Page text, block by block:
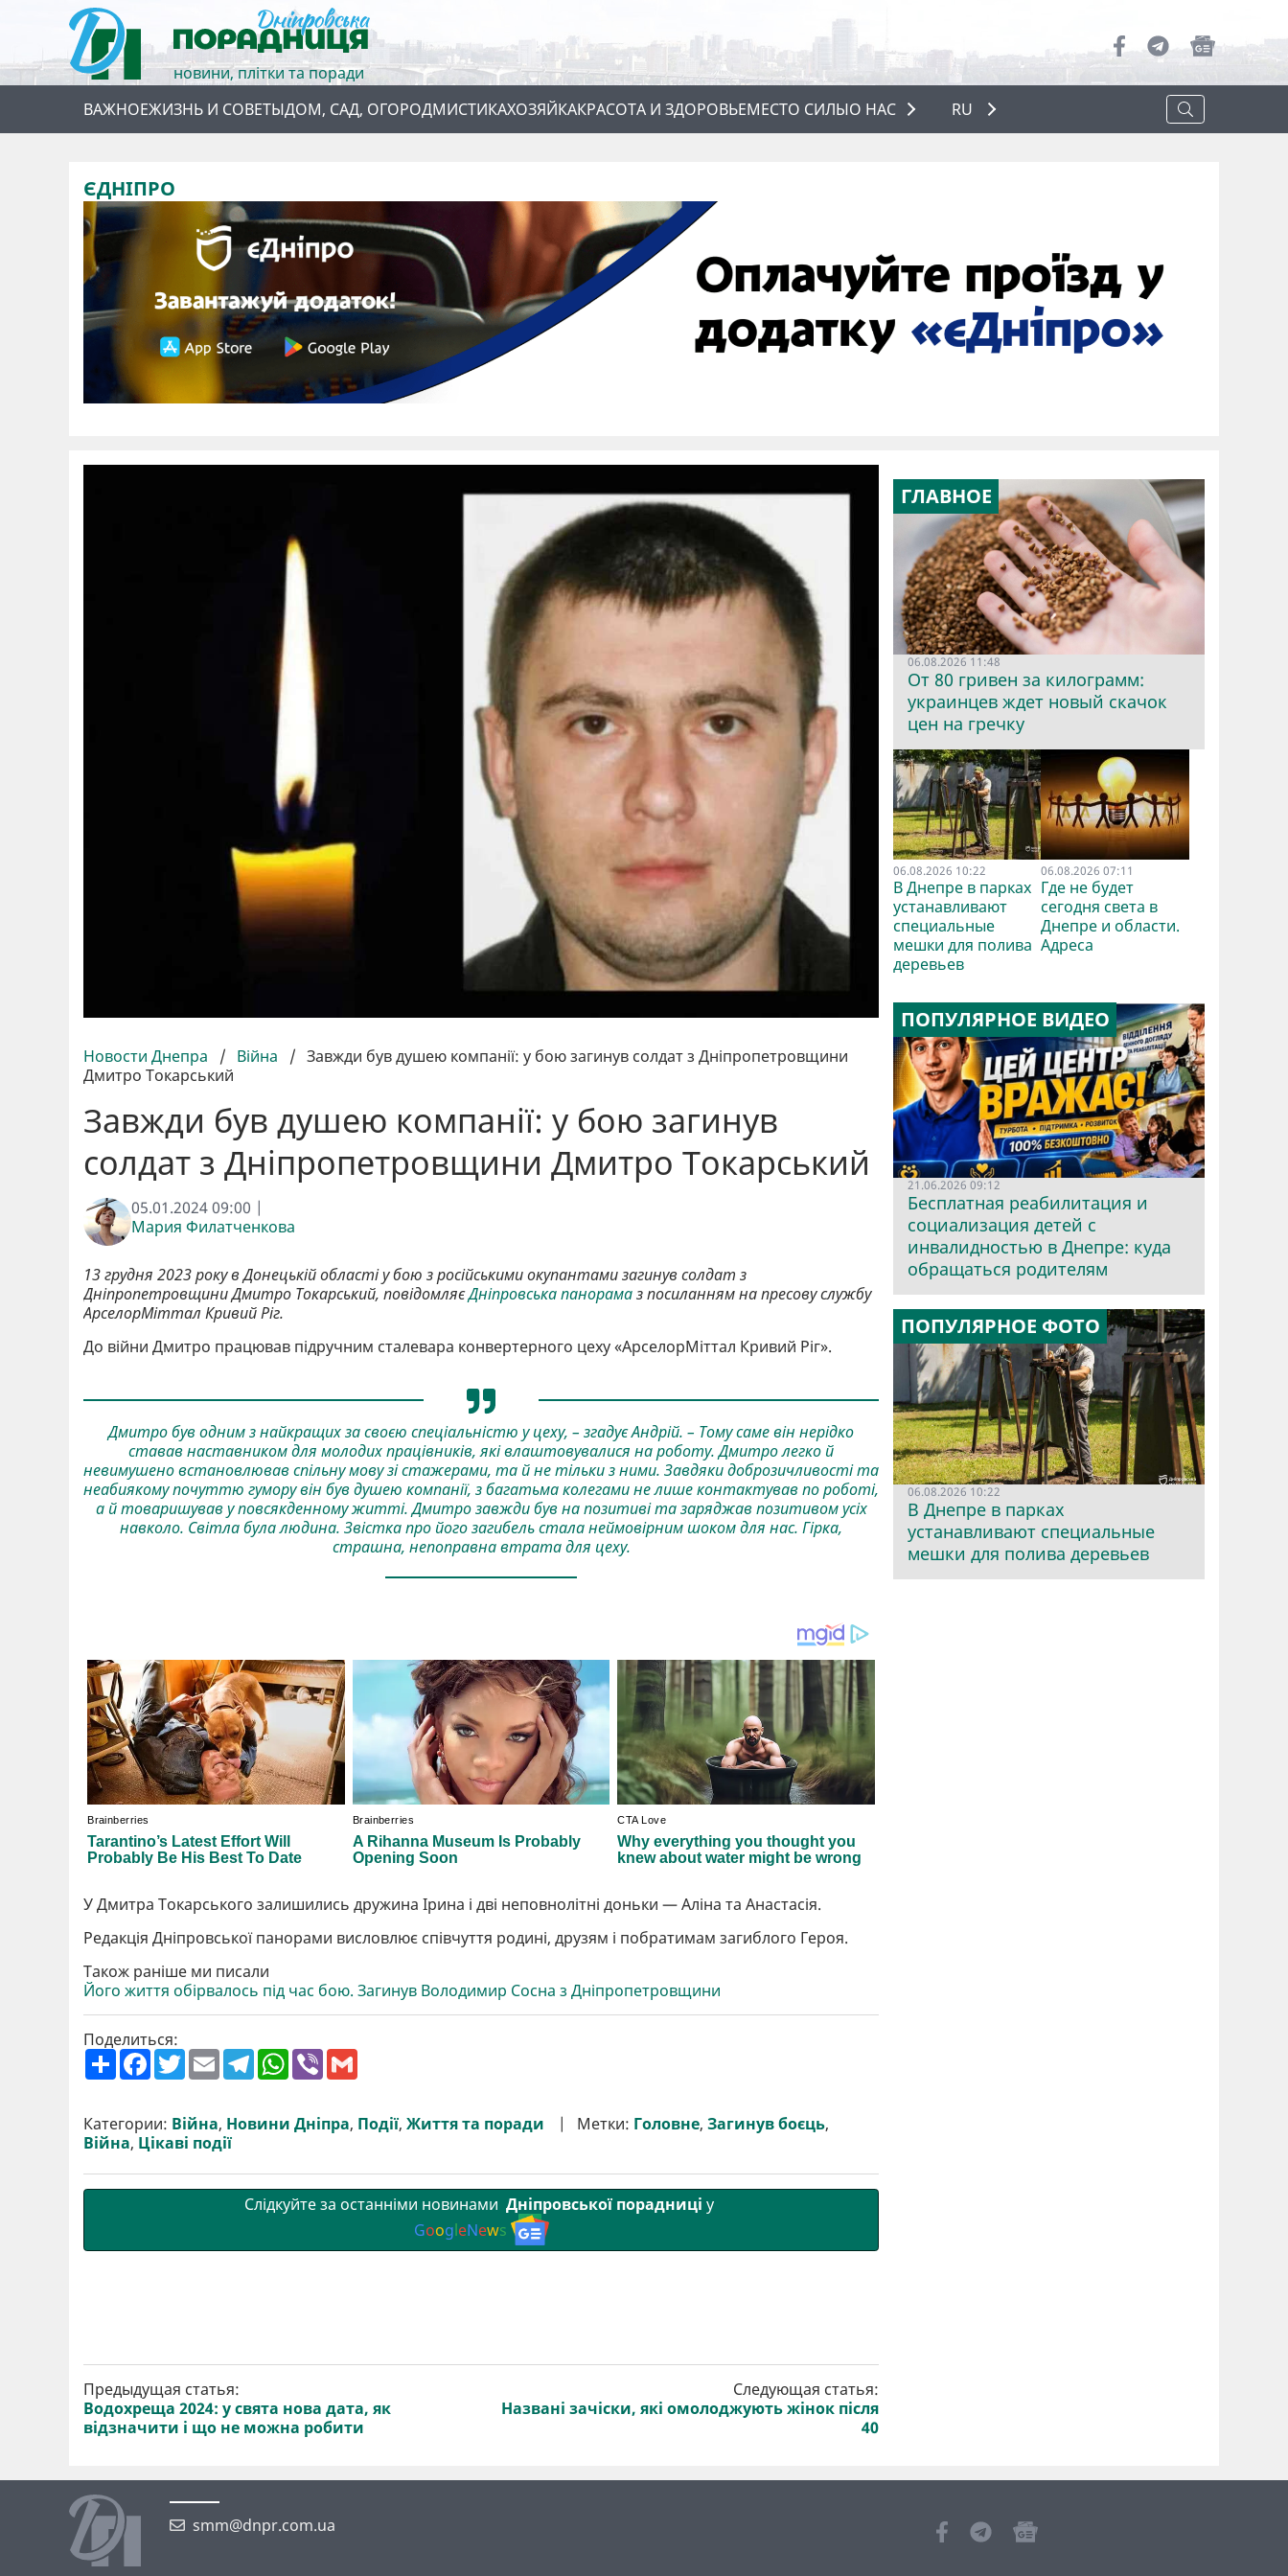
новини, плітки та поради
ВАЖНОЕЖИЗНЬ И СОВЕТЫДОМ, САД, ОГОРОДМИСТИКАХОЗЯЙКАКРАСОТА И ЗДОРОВЬЕМЕСТО СИЛЫО НАС
О НАС
RU
ЄДНІПРО
Новости Днепра / Війна / Завжди був душею компанії: у бою загинув солдат з Дніпропетровщини
Дмитро Токарський
Завжди був душею компанії: у бою загинув
солдат з Дніпропетровщини Дмитро Токарський
05.01.2024 09:00 |
Мария Филатченкова
13 грудня 2023 року в Донецькій області у бою з російськими окупантами загинув солдат з
Дніпропетровщини Дмитро Токарський, повідомляєДніпровська панорамаз посиланням на пресову службу
АрселорМіттал Кривий Ріг.
До війни Дмитро працював підручним сталевара конвертерного цеху «АрселорМіттал Кривий Ріг».
Дмитро був одним з найкращих за своєю спеціальністю у цеху, – згадує Андрій. – Тому саме він нерідко
ставав наставником для молодих працівників, які влаштовувалися на роботу. Дмитро легко й
невимушено встановлював спільну мову зі стажерами, та й не тільки з ними. Завдяки доброзичливості та
неабиякому почуттю гумору він був душею компанії, з багатьма колегами не лише контактував по роботі,
а й товаришував у повсякденному житті. Дмитро завжди був на позитиві та заряджав позитивом усіх
навколо. Світла була людина. Звістка про його загибель стала неймовірним шоком для нас. Гірка,
страшна, непоправна втрата для цеху.
У Дмитра Токарського залишились дружина Ірина і дві неповнолітні доньки — Аліна та Анастасія.
Редакція Дніпровської панорами висловлює співчуття родині, друзям і побратимам загиблого Героя.
Також раніше ми писали
Його життя обірвалось під час бою. Загинув Володимир Сосна з Дніпропетровщини
Поделиться:
П
о
р
и
т
F
a
b
o
o
T
w
t
e
r
E
m
T
e
g
r
W
h
s
A
V
r l
Категории: Війна, Новини Дніпра, Події, Життя та поради Метки: Головне, Загинув боєць,
Війна, Цікаві події
Слідкуйте за останніми новинами Дніпровської порадниці у
GoogleNews
Предыдущая статья:
Водохреща 2024: у свята нова дата, як
відзначити і що не можна робити
Следующая статья:
Названі зачіски, які омолоджують жінок після
40
ГЛАВНОЕ
06.08.2026 11:48
От 80 гривен за килограмм:
украинцев ждет новый скачок
цен на гречку
06.08.2026 10:22
В Днепре в парках
устанавливают
специальные
мешки для полива
деревьев
06.08.2026 07:11
Где не будет
сегодня света в
Днепре и области.
Адреса
ПОПУЛЯРНОЕ ВИДЕО
21.06.2026 09:12
Бесплатная реабилитация и
социализация детей с
инвалидностью в Днепре: куда
обращаться родителям
ПОПУЛЯРНОЕ ФОТО
06.08.2026 10:22
В Днепре в парках
устанавливают специальные
мешки для полива деревьев
smm@dnpr.com.ua